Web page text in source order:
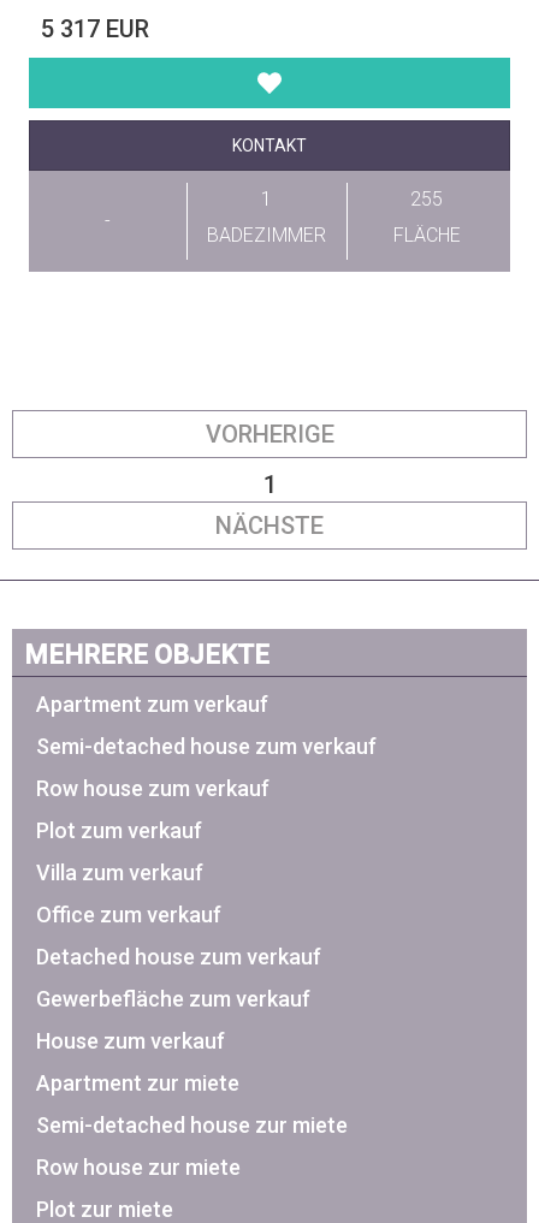
5 317 EUR
KONTAKT
-
1
BADEZIMMER
255
FLÄCHE
VORHERIGE
1
NÄCHSTE
MEHRERE OBJEKTE
Apartment zum verkauf
Semi-detached house zum verkauf
Row house zum verkauf
Plot zum verkauf
Villa zum verkauf
Office zum verkauf
Detached house zum verkauf
Gewerbefläche zum verkauf
House zum verkauf
Apartment zur miete
Semi-detached house zur miete
Row house zur miete
Plot zur miete